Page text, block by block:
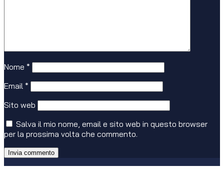
Nome *
Email *
Sito web
Salva il mio nome, email e sito web in questo browser
per la prossima volta che commento.